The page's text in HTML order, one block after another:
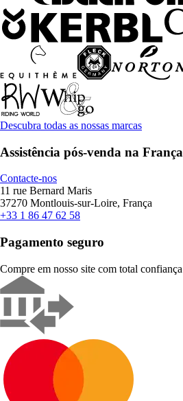
Descubra todas as nossas marcas
Assistência pós-venda na França
Contacte-nos
11 rue Bernard Maris
37270 Montlouis-sur-Loire, França
+33 1 86 47 62 58
Pagamento seguro
Compre em nosso site com total confiança